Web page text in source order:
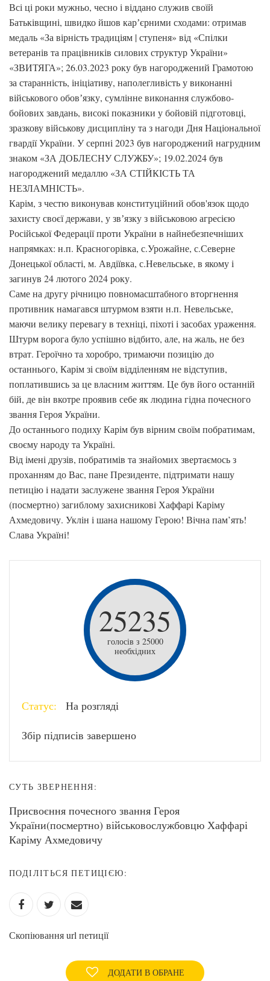
Всі ці роки мужньо, чесно і віддано служив своїй
Батьківщині, швидко йшов карʼєрними сходами: отримав
медаль «За вірність традиціям | ступеня» від «Спілки
ветеранів та працівників силових структур України»
«ЗВИТЯГА»; 26.03.2023 року був нагороджений Грамотою
за старанність, ініціативу, наполегливість у виконанні
військового обовʼязку, сумлінне виконання службово-
бойових завдань, високі показники у бойовій підготовці,
зразкову військову дисципліну та з нагоди Дня Національної
гвардії України. У серпні 2023 був нагороджений нагрудним
знаком «ЗА ДОБЛЕСНУ СЛУЖБУ»; 19.02.2024 був
нагороджений медаллю «ЗА СТІЙКІСТЬ ТА
НЕЗЛАМНІСТЬ».
Карім, з честю виконував конституційний обов'язок щодо
захисту своєї держави, у звʼязку з військовою агресією
Російської Федерації проти України в найнебезпечніших
напрямках: н.п. Красногорівка, с.Урожайне, с.Северне
Донецької області, м. Авдіївка, с.Невельське, в якому і
загинув 24 лютого 2024 року.
Саме на другу річницю повномасштабного вторгнення
противник намагався штурмом взяти н.п. Невельське,
маючи велику перевагу в техніці, піхоті і засобах ураження.
Штурм ворога було успішно відбито, але, на жаль, не без
втрат. Героїчно та хоробро, тримаючи позицію до
останнього, Карім зі своїм відділенням не відступив,
поплатившись за це власним життям. Це був його останній
бій, де він вкотре проявив себе як людина гідна почесного
звання Героя України.
До останнього подиху Карім був вірним своїм побратимам,
своєму народу та Україні.
Від імені друзів, побратимів та знайомих звертаємось з
проханням до Вас, пане Президенте, підтримати нашу
петицію і надати заслужене звання Героя України
(посмертно) загиблому захисникові Хаффарі Каріму
Ахмедовичу. Уклін і шана нашому Герою! Вічна пам’ять!
Слава Україні!
25235
голосів з 25000
необхідних
Статус: На розгляді
Збір підписів завершено
СУТЬ ЗВЕРНЕННЯ:
Присвоєння почесного звання Героя
України(посмертно) військовослужбовцю Хаффарі
Каріму Ахмедовичу
ПОДІЛІТЬСЯ ПЕТИЦІЄЮ:
Скопіювання url петиції
ДОДАТИ В ОБРАНЕ